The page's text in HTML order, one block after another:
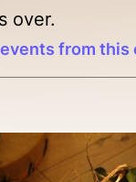
over.
from this